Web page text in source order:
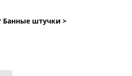
Банные штучки >